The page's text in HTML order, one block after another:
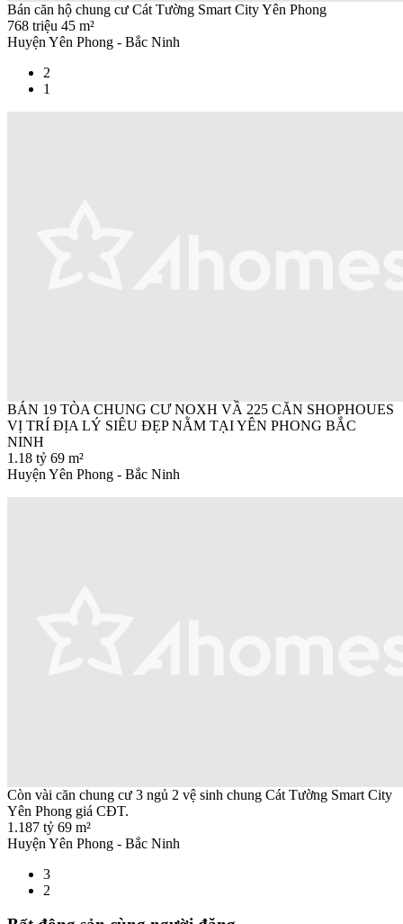
Bán căn hộ chung cư Cát Tường Smart City Yên Phong
768 triệu 45 m²
Huyện Yên Phong - Bắc Ninh
2
1
BÁN 19 TÒA CHUNG CƯ NOXH VẦ 225 CĂN SHOPHOUES
VỊ TRÍ ĐỊA LÝ SIÊU ĐẸP NẰM TẠI YÊN PHONG BẮC
NINH
1.18 tỷ 69 m²
Huyện Yên Phong - Bắc Ninh
Còn vài căn chung cư 3 ngủ 2 vệ sinh chung Cát Tường Smart City
Yên Phong giá CĐT.
1.187 tỷ 69 m²
Huyện Yên Phong - Bắc Ninh
3
2